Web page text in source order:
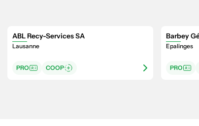
ABL Recy-Services SA
Lausanne
PRO COOP
Barbey
Epalinges
PRO